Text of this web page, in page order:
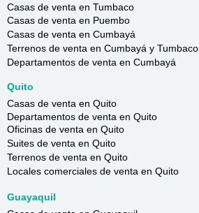
Casas de venta en Tumbaco
Casas de venta en Puembo
Casas de venta en Cumbayá
Terrenos de venta en Cumbayá y Tumbaco
Departamentos de venta en Cumbayá
Quito
Casas de venta en Quito
Departamentos de venta en Quito
Oficinas de venta en Quito
Suites de venta en Quito
Terrenos de venta en Quito
Locales comerciales de venta en Quito
Guayaquil